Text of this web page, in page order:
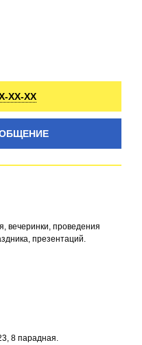
XX-XX
вечеринки, проведения
презентаций.
8 парадная.